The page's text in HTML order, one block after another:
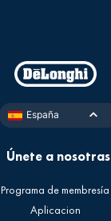
España
Únete a nosotras
Programa de membresía
Aplicacion